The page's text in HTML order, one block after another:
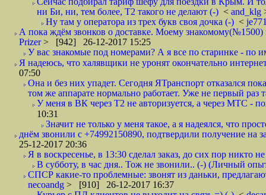
ни Би, ни, тем более, Т2 такого не делают (-) < and_klg
Ну там у оператора из трех букв своя дочка (-) <
А пока ждём звонков о доставке. Моему знакомому(№1500)
Prizer> [942] 26-12-2017 15:25
У вас знакомые под номерами? А я все по старинке - по
Я надеюсь, что халявщики не уронят окончательно
07:50
Она и без них упадет. Сегодня ЯТранспорт отказался
том же аппарате нормально работает. Уже не первый раз
У меня в ВК через Т2 не авторизуется, а через МТС -
10:31
Значит не только у меня такое, а я надеялся, что
днём звонили с +74992150890, подтвердили получение на
25-12-2017 20:36
Я в воскресенье, в 13:30 сделал заказ, до сих пор никто
В субботу, в час дня.. Тож не звонили.. (-) (Личный
СПСР какие-то проблемные: звонят из даньки,
necoandg > [910] 26-12-2017 16:37